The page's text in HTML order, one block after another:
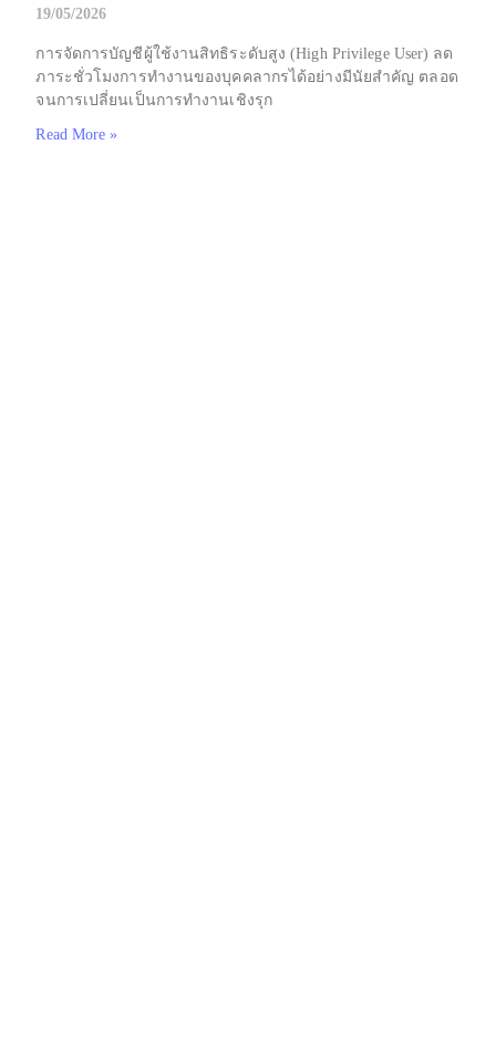
19/05/2026
การจัดการบัญชีผู้ใช้งานสิทธิระดับสูง (High Privilege User) ลด
ภาระชั่วโมงการทำงานของบุคคลากรได้อย่างมีนัยสำคัญ ตลอด
จนการเปลี่ยนเป็นการทำงานเชิงรุก
Read More »